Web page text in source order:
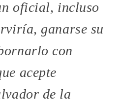
oficial, incluso
ganarse su
con
acepte
de la